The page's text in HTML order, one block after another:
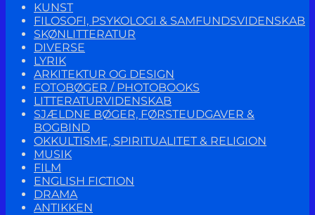
KUNST
FILOSOFI, PSYKOLOGI & SAMFUNDSVIDENSKAB
SKØNLITTERATUR
DIVERSE
LYRIK
ARKITEKTUR OG DESIGN
FOTOBØGER / PHOTOBOOKS
LITTERATURVIDENSKAB
SJÆLDNE BØGER, FØRSTEUDGAVER &
BOGBIND
OKKULTISME, SPIRITUALITET & RELIGION
MUSIK
FILM
ENGLISH FICTION
DRAMA
ANTIKKEN